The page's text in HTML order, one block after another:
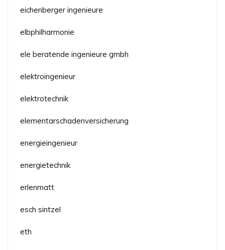
eichenberger ingenieure
elbphilharmonie
ele beratende ingenieure gmbh
elektroingenieur
elektrotechnik
elementarschadenversicherung
energieingenieur
energietechnik
erlenmatt
esch sintzel
eth